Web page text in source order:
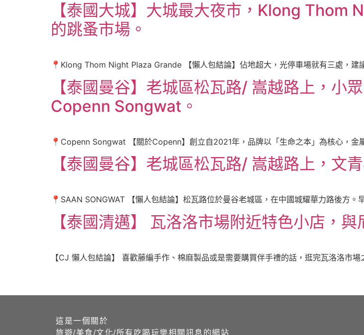
【泰國大城】大城最大夜市，Klong Thom
的跳蚤市場。
📍Klong Thom Night Plaza Grande 【懶人包結論】佔地超大，光停車場就有三處，建
【泰國曼谷】老城區松瓦路/ 嵩越路上，小
Copenn Songwat。
📍Copenn Songwat 【關於Copenn】創立自2021年，品牌以「生命之本」為核心，金
【泰國曼谷】老城區松瓦路/ 嵩越路上，文
📍SAAN SONGWAT 【懶人包結論】松瓦路位於曼谷老城區，在中國城耀華力路後方
【泰國清邁】 瓦洛洛市場附近特色小店，與
【CJ 懶人包結論】 喜歡藤編手作、棉麻製品或是需要購買伴手禮的話，逛完瓦洛洛市
這是一個關於
旅遊/美食/文化/所有吃喝玩樂相關訊息的網站